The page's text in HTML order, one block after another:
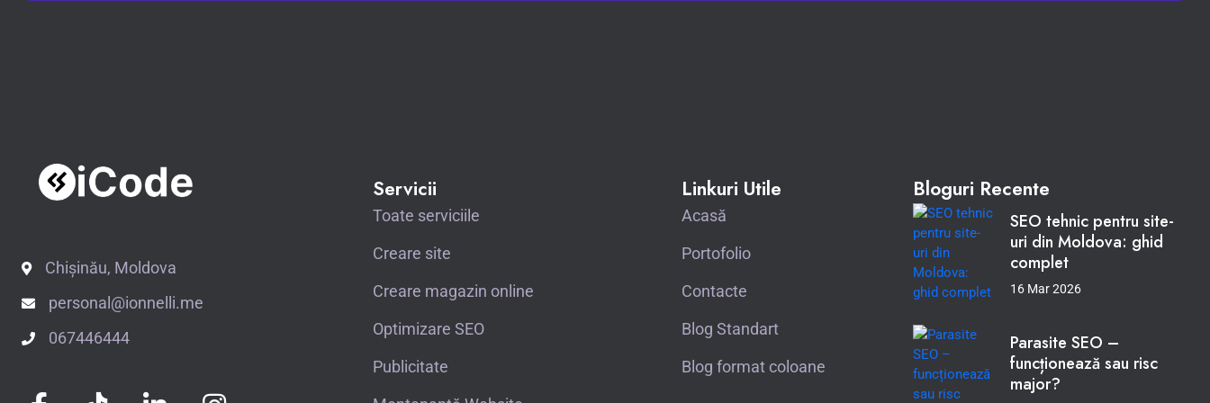
Chișinău, Moldova
personal@ionnelli.me
067446444
Servicii
Toate serviciile
Creare site
Creare magazin online
Optimizare SEO
Publicitate
Linkuri Utile
Acasă
Portofolio
Contacte
Blog Standart
Blog format coloane
Bloguri Recente
SEO tehnic pentru site-
uri din Moldova: ghid
complet
16 Mar 2026
Parasite SEO –
funcționează sau risc
major?